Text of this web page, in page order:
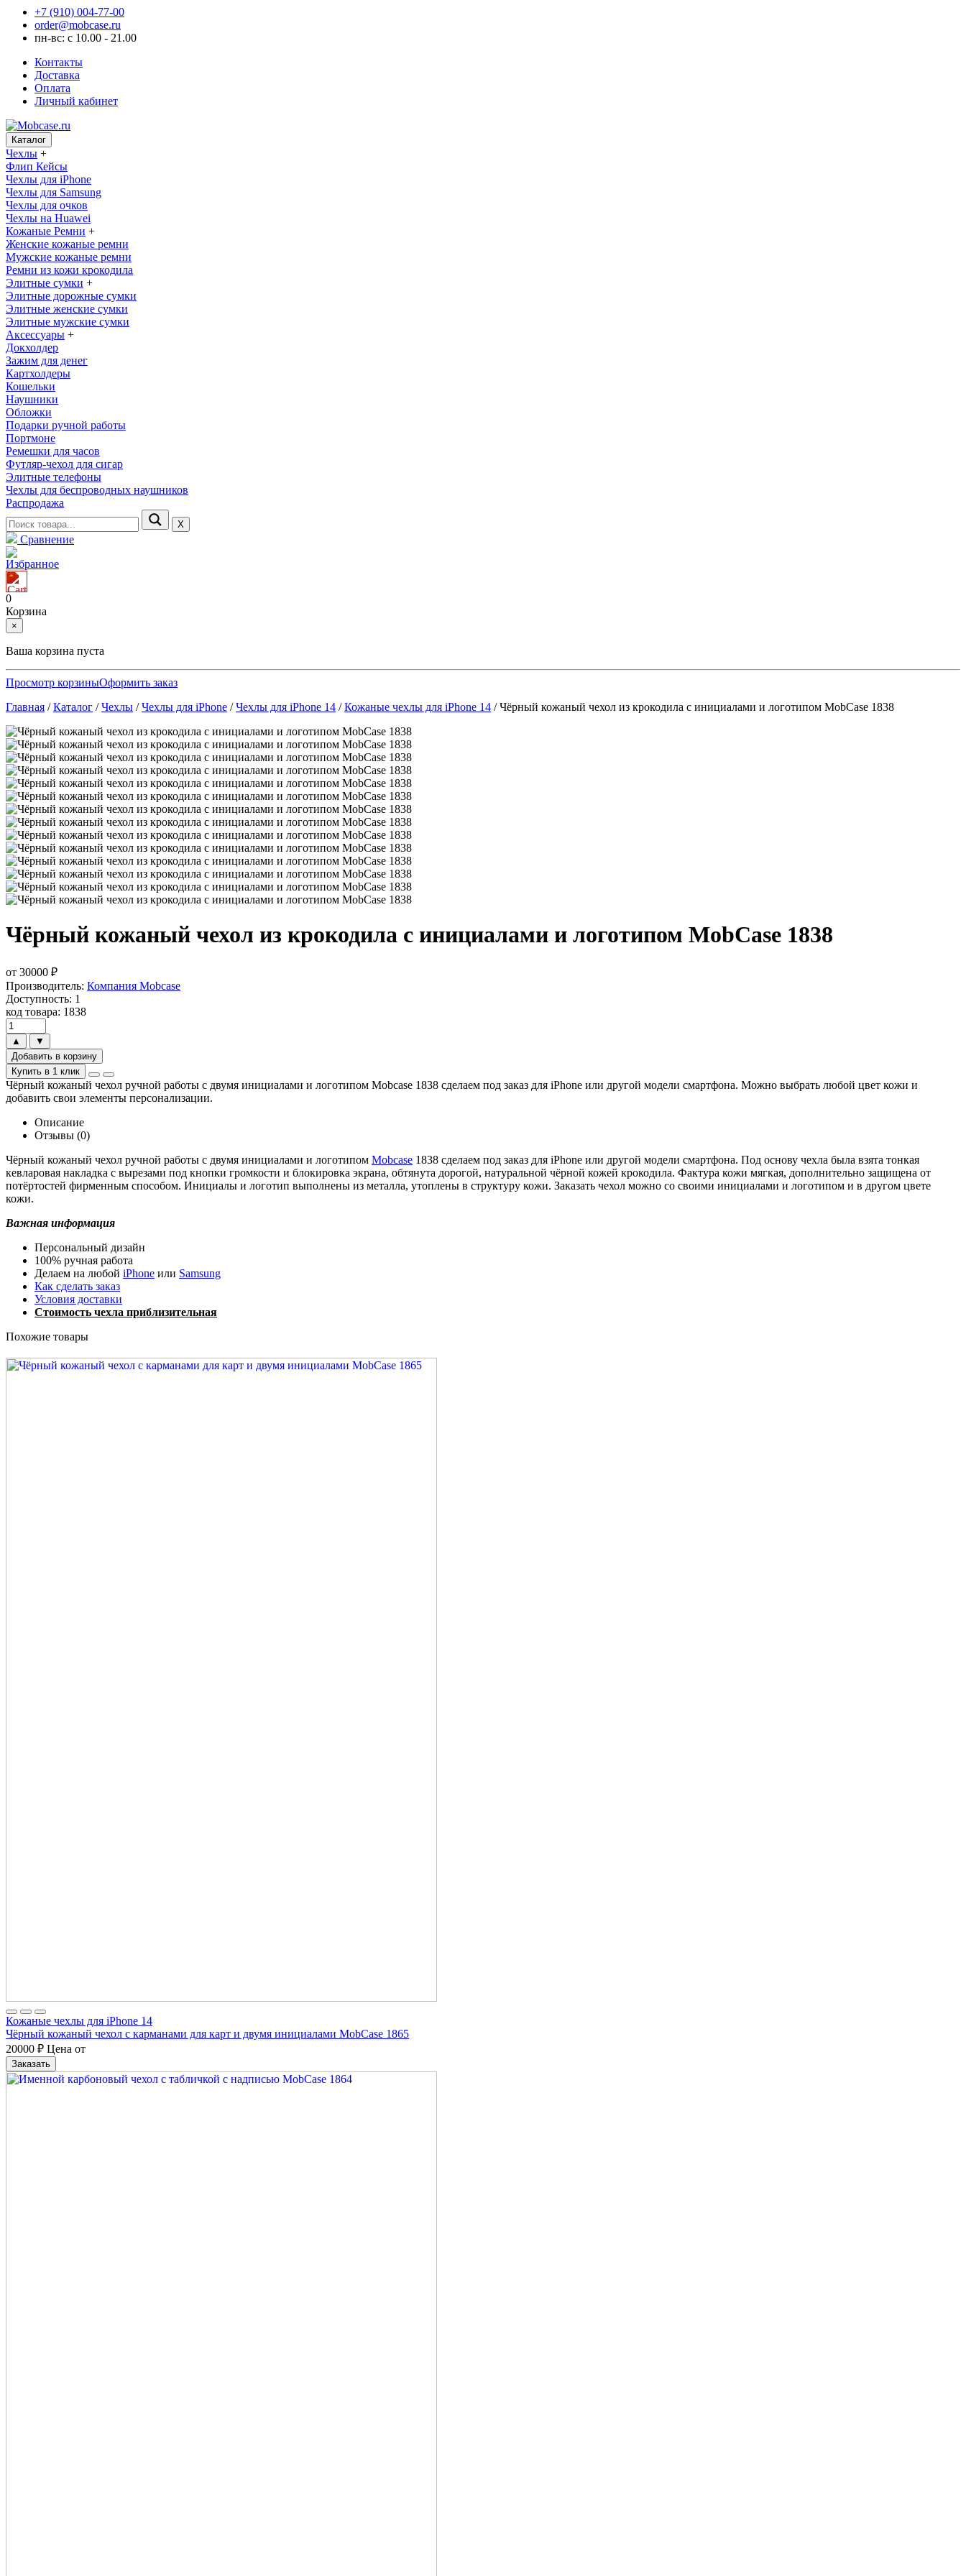
+7 (910) 004-77-00
order@mobcase.ru
пн-вс: с 10.00 - 21.00
Контакты
Доставка
Оплата
Личный кабинет
Каталог
Чехлы +
Флип Кейсы
Чехлы для iPhone
Чехлы для Samsung
Чехлы для очков
Чехлы на Huawei
Кожаные Ремни +
Женские кожаные ремни
Мужские кожаные ремни
Ремни из кожи крокодила
Элитные сумки +
Элитные дорожные сумки
Элитные женские сумки
Элитные мужские сумки
Аксессуары +
Докхолдер
Зажим для денег
Картхолдеры
Кошельки
Наушники
Обложки
Подарки ручной работы
Портмоне
Ремешки для часов
Футляр-чехол для сигар
Элитные телефоны
Чехлы для беспроводных наушников
Распродажа
Х
Сравнение
Избранное
0
Корзина
×
Ваша корзина пуста
Просмотр корзиныОформить заказ
Главная /Каталог /Чехлы /Чехлы для iPhone /Чехлы для iPhone 14 /Кожаные чехлы для iPhone 14 /Чёрный кожаный чехол из крокодила с инициалами и логотипом MobCase 1838
Чёрный кожаный чехол из крокодила с инициалами и логотипом MobCase 1838
от 30000 ₽
Производитель: Компания Mobcase
Доступность: 1
код товара: 1838
▲
▼
Добавить в корзину
Купить в 1 клик
Чёрный кожаный чехол ручной работы с двумя инициалами и логотипом Mobcase 1838 сделаем под заказ для iPhone или другой модели смартфона. Можно выбрать любой цвет кожи и
добавить свои элементы персонализации.
Описание
Отзывы (0)
Чёрный кожаный чехол ручной работы с двумя инициалами и логотипом Mobcase 1838 сделаем под заказ для iPhone или другой модели смартфона. Под основу чехла была взята тонкая
кевларовая накладка с вырезами под кнопки громкости и блокировка экрана, обтянута дорогой, натуральной чёрной кожей крокодила. Фактура кожи мягкая, дополнительно защищена от
потёртостей фирменным способом. Инициалы и логотип выполнены из металла, утоплены в структуру кожи. Заказать чехол можно со своими инициалами и логотипом и в другом цвете
кожи.
Важная информация
Персональный дизайн
100% ручная работа
Делаем на любой iPhone или Samsung
Как сделать заказ
Условия доставки
Стоимость чехла приблизительная
Похожие товары
Кожаные чехлы для iPhone 14
Чёрный кожаный чехол с карманами для карт и двумя инициалами MobCase 1865
20000 ₽ Цена от
Заказать